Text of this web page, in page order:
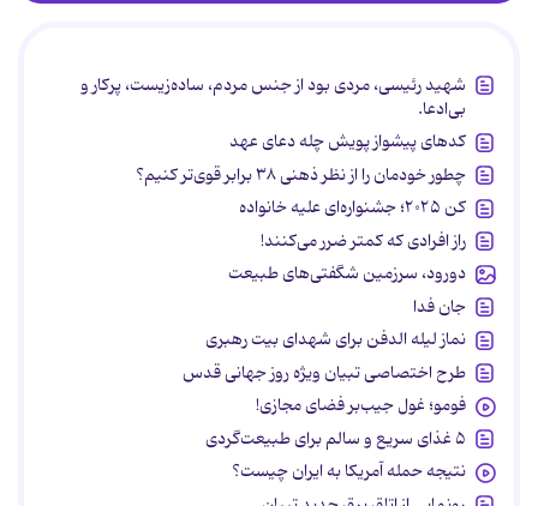
شهید رئیسی، مردی بود از جنس مردم، ساده‌زیست، پرکار و
بی‌ادعا.
کدهای پیشواز پویش چله دعای عهد
چطور خودمان را از نظر ذهنی ۳۸ برابر قوی‌تر کنیم؟
کن ۲۰۲۵؛ جشنواره‌ای علیه خانواده
راز افرادی که کمتر ضرر می‌کنند!
دورود، سرزمین شگفتی‌های طبیعت
جان فدا
نماز لیله الدفن برای شهدای بیت رهبری
طرح اختصاصی تبیان ویژه روز جهانی قدس
فومو؛ غول جیب‌بر فضای مجازی!
۵ غذای سریع و سالم برای طبیعت‌گردی
نتیجه حمله آمریکا به ایران چیست؟